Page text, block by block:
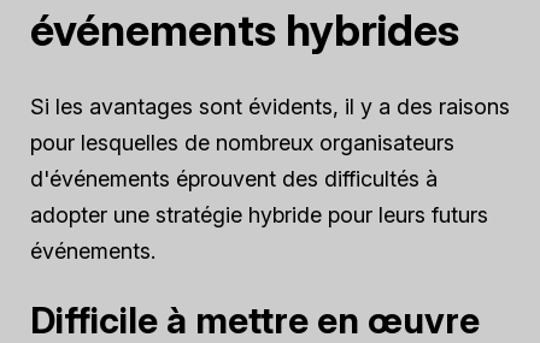
événements hybrides
Si les avantages sont évidents, il y a des raisons
pour lesquelles de nombreux organisateurs
d'événements éprouvent des difficultés à
adopter une stratégie hybride pour leurs futurs
événements.
Difficile à mettre en œuvre